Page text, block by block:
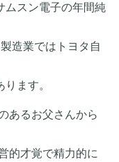
ムスン電子の年間純
造業ではトヨタ自
ます。
あるお父さんから
的才覚で精力的に